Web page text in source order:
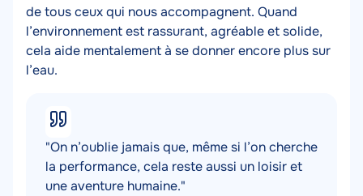
de tous ceux qui nous accompagnent. Quand
l’environnement est rassurant, agréable et solide,
cela aide mentalement à se donner encore plus sur
l’eau.
"On n’oublie jamais que, même si l’on cherche
la performance, cela reste aussi un loisir et
une aventure humaine."